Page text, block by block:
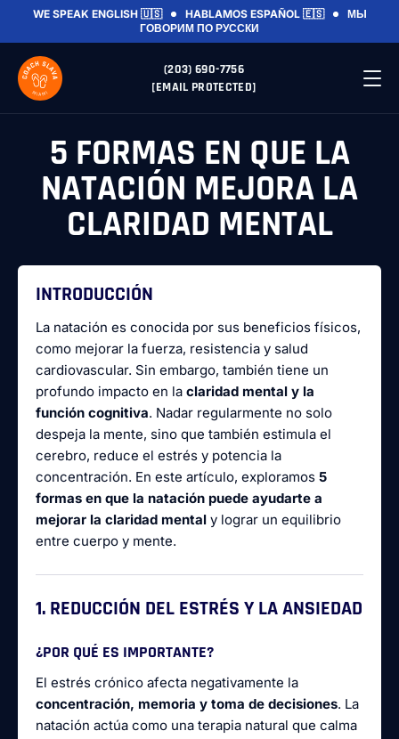
WE SPEAK ENGLISH 🇺🇸 HABLAMOS ESPAÑOL 🇪🇸
МЫ
ГОВОРИМ ПО РУССКИ
(203) 690-7756
[EMAIL PROTECTED]
5 FORMAS EN QUE LA
NATACIÓN MEJORA LA
CLARIDAD MENTAL
INTRODUCCIÓN
La natación es conocida por sus beneficios físicos,
como mejorar la fuerza, resistencia y salud
cardiovascular. Sin embargo, también tiene un
profundo impacto en la claridad mental y la
función cognitiva. Nadar regularmente no solo
despeja la mente, sino que también estimula el
cerebro, reduce el estrés y potencia la
concentración. En este artículo, exploramos 5
formas en que la natación puede ayudarte a
mejorar la claridad mental y lograr un equilibrio
entre cuerpo y mente.
1. REDUCCIÓN DEL ESTRÉS Y LA ANSIEDAD
¿POR QUÉ ES IMPORTANTE?
El estrés crónico afecta negativamente la
concentración, memoria y toma de decisiones. La
natación actúa como una terapia natural que calma